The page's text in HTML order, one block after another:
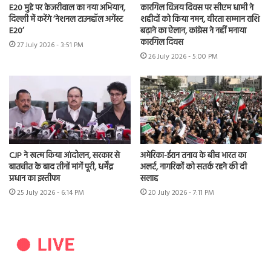
E20 मुद्दे पर केजरीवाल का नया अभियान,
दिल्ली में करेंगे ‘नेशनल टाउनहॉल अगेंस्ट
E20’
27 July 2026 - 3:51 PM
कारगिल विजय दिवस पर सीएम धामी ने
शहीदों को किया नमन, वीरता सम्मान राशि
बढ़ाने का ऐलान, कांग्रेस ने नहीं मनाया
कारगिल दिवस
26 July 2026 - 5:00 PM
CJP ने खत्म किया आंदोलन, सरकार से
बातचीत के बाद तीनों मांगें पूरी, धर्मेंद्र
प्रधान का इस्तीफा
25 July 2026 - 6:14 PM
अमेरिका-ईरान तनाव के बीच भारत का
अलर्ट, नागरिकों को सतर्क रहने की दी
सलाह
20 July 2026 - 7:11 PM